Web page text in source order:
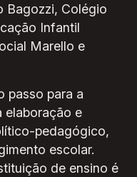
Bagozzi, Colégio
Infantil
Marello e
passo para a
elaboração e
pedagógico,
escolar.
de ensino é